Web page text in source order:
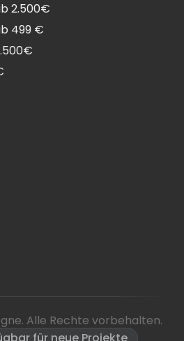
2.500€
499 €
Alle Rechte vorbehalten.